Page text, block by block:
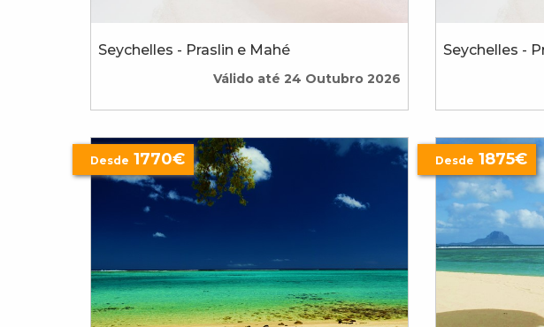
Seychelles - Praslin e Mahé
Válido até 24 Outubro 2026
Seychelles -
Desde 1770€ Desde 1875€